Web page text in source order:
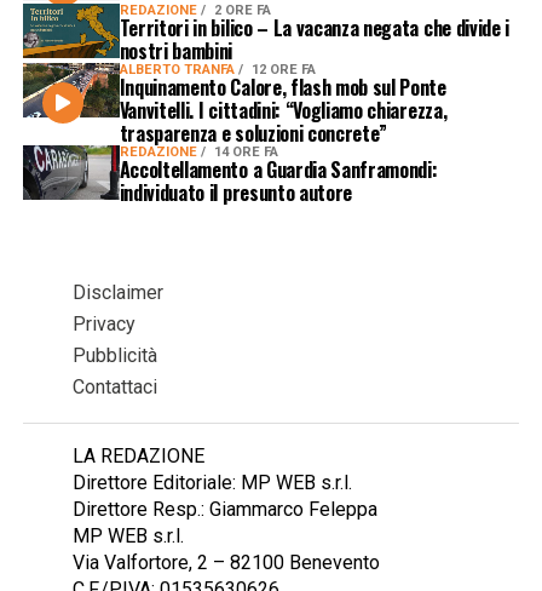
REDAZIONE 2 ORE FA
Territori in bilico – La vacanza negata che divide i
nostri bambini
ALBERTO TRANFA 12 ORE FA
Inquinamento Calore, flash mob sul Ponte
Vanvitelli. I cittadini: “Vogliamo chiarezza,
trasparenza e soluzioni concrete”
REDAZIONE 14 ORE FA
Accoltellamento a Guardia Sanframondi:
individuato il presunto autore
Disclaimer
Privacy
Pubblicità
Contattaci
LA REDAZIONE
Direttore Editoriale: MP WEB s.r.l.
Direttore Resp.: Giammarco Feleppa
MP WEB s.r.l.
Via Valfortore, 2 – 82100 Benevento